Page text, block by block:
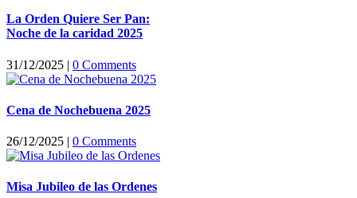
La Orden Quiere Ser Pan:
Noche de la caridad 2025
31/12/2025 | 0 Comments
Cena de Nochebuena 2025
26/12/2025 | 0 Comments
Misa Jubileo de las Ordenes